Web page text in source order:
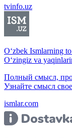
tvinfo.uz
O‘zbek Ismlarning
O‘zingiz va
Полный смысл,
Узнайте смысл
ismlar.com